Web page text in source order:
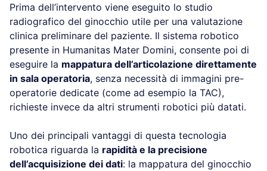
Prima dell’intervento viene eseguito lo studio
radiografico del ginocchio utile per una valutazione
clinica preliminare del paziente. Il sistema robotico
presente in Humanitas Mater Domini, consente poi di
eseguire la mappatura dell’articolazione direttamente
in sala operatoria, senza necessità di immagini pre-
operatorie dedicate (come ad esempio la TAC),
richieste invece da altri strumenti robotici più datati.
Uno dei principali vantaggi di questa tecnologia
robotica riguarda la rapidità e la precisione
dell’acquisizione dei dati: la mappatura del ginocchio